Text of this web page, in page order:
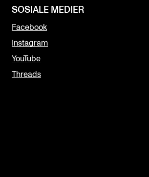
SOSIALE MEDIER
Facebook
Instagram
YouTube
Threads